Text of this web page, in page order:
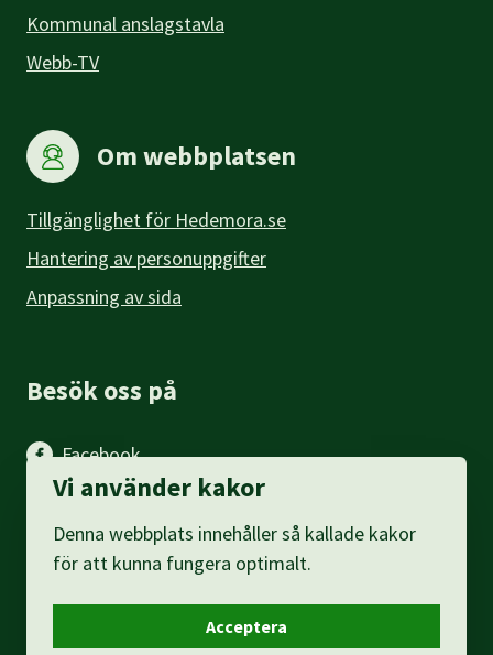
Kommunal anslagstavla
Webb-TV
Om webbplatsen
Tillgänglighet för Hedemora.se
Hantering av personuppgifter
Anpassning av sida
Besök oss på
Facebook
Instagram
LinkedIn
Vi använder kakor
Denna webbplats innehåller så kallade kakor
för att kunna fungera optimalt.
Acceptera